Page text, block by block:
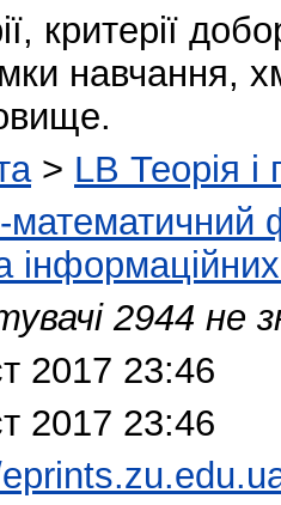
критерії
навчання,
> LB Теорія і
математичний
2944 не
2017 23:46
2017 23:46